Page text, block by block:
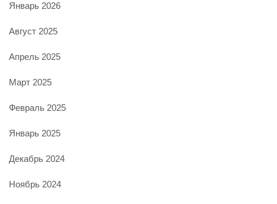
Январь 2026
Август 2025
Апрель 2025
Март 2025
Февраль 2025
Январь 2025
Декабрь 2024
Ноябрь 2024